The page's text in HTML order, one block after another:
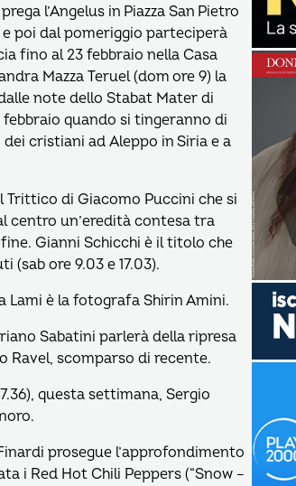
l’Angelus in Piazza San Pietro
poi dal pomeriggio parteciperà
fino al 23 febbraio nella Casa
Mazza Teruel (dom ore 9) la
note dello Stabat Mater di
quando si tingeranno di
cristiani ad Aleppo in Siria e a
di Giacomo Puccini che si
centro un’eredità contesa tra
Gianni Schicchi è il titolo che
ore 9.03 e 17.03).
Lami è la fotografa Shirin Amini.
Sabatini parlerà della ripresa
Ravel, scomparso di recente.
questa settimana, Sergio
prosegue l’approfondimento
i Red Hot Chili Peppers (“Snow –